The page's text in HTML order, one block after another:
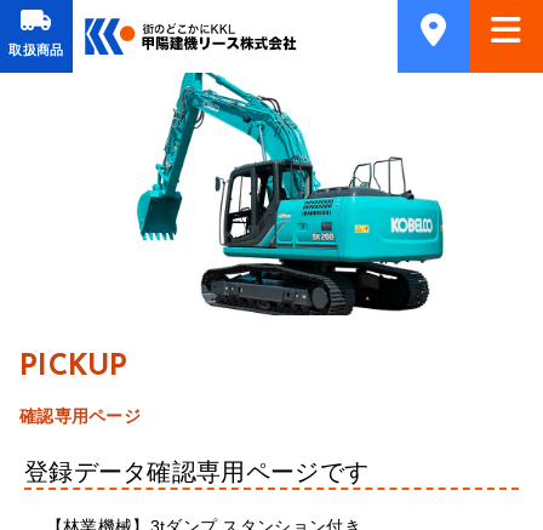
取扱商品
PICKUP
確認専用ページ
登録データ確認専用ページです